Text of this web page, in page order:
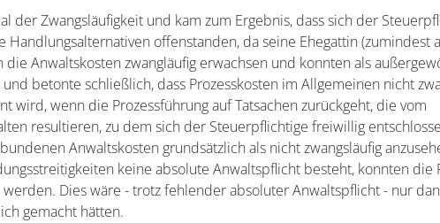
der Zwangsläufigkeit und kam zum Ergebnis, dass sich der
offenstanden, da seine Ehegattin (zumindest
Anwaltskosten zwangläufig erwachsen und konnten als
betonte schließlich, dass Prozesskosten im Allgemeinen nicht
wird, wenn die Prozessführung auf Tatsachen zurückgeht, die vom
resultieren, zu dem sich der Steuerpflichtige freiwillig
Anwaltskosten grundsätzlich als nicht zwangsläufig
keine absolute Anwaltspflicht besteht, konnten die
Dies wäre - trotz fehlender absoluter Anwaltspflicht - nur
gemacht hätten.